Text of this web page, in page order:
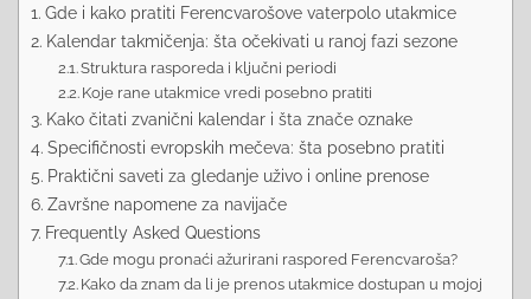
Gde i kako pratiti Ferencvarošove vaterpolo utakmice
Kalendar takmičenja: šta očekivati u ranoj fazi sezone
Struktura rasporeda i ključni periodi
Koje rane utakmice vredi posebno pratiti
Kako čitati zvanični kalendar i šta znače oznake
Specifičnosti evropskih mečeva: šta posebno pratiti
Praktični saveti za gledanje uživo i online prenose
Završne napomene za navijače
Frequently Asked Questions
Gde mogu pronaći ažurirani raspored Ferencvaroša?
Kako da znam da li je prenos utakmice dostupan u mojoj